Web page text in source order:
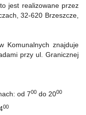
jest realizowane przez
32-620 Brzeszcze,
Komunalnych znajduje
przy ul. Granicznej
od 700 do 2000
00